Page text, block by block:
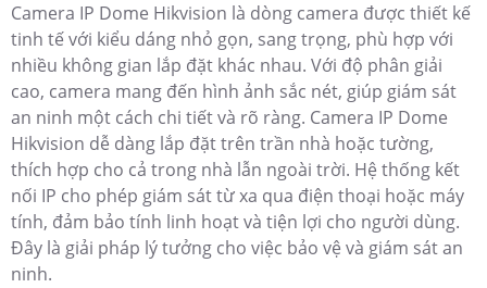
Camera IP Dome Hikvision là dòng camera được thiết kế
tinh tế với kiểu dáng nhỏ gọn, sang trọng, phù hợp với
nhiều không gian lắp đặt khác nhau. Với độ phân giải
cao, camera mang đến hình ảnh sắc nét, giúp giám sát
an ninh một cách chi tiết và rõ ràng. Camera IP Dome
Hikvision dễ dàng lắp đặt trên trần nhà hoặc tường,
thích hợp cho cả trong nhà lẫn ngoài trời. Hệ thống kết
nối IP cho phép giám sát từ xa qua điện thoại hoặc máy
tính, đảm bảo tính linh hoạt và tiện lợi cho người dùng.
Đây là giải pháp lý tưởng cho việc bảo vệ và giám sát an
ninh.